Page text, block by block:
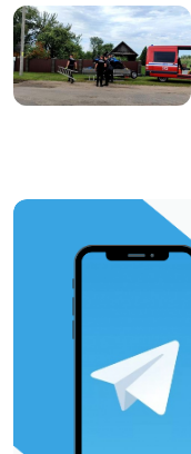
https://t.me/minskctvby